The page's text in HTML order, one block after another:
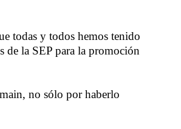
todas y todos hemos tenido
de la SEP para la promoción
no sólo por haberlo